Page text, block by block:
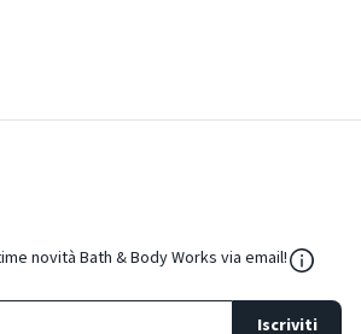
novità Bath & Body Works via email!
Iscriviti